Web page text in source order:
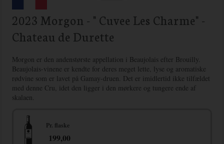
2023 Morgon - " Cuvee Les Charme" -
Chateau de Durette
Morgon er den andenstørste appellation i Beaujolais efter Brouilly.
Beaujolais-vinene er kendte for deres meget lette, lyse og aromatiske
rødvine som er lavet på Gamay-druen. Det er imidlertid ikke tilfældet
med denne Cru, idet den ligger i den mørkere og tungere ende af
skalaen.
Pr. flaske
199,00